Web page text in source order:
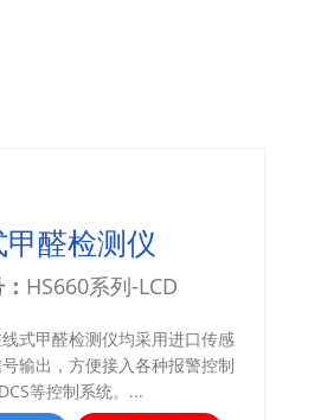
醛检测仪
HS660系列-LCD
式甲醛检测仪均采用进口传感
输出，方便接入各种报警控制
等控制系统。...